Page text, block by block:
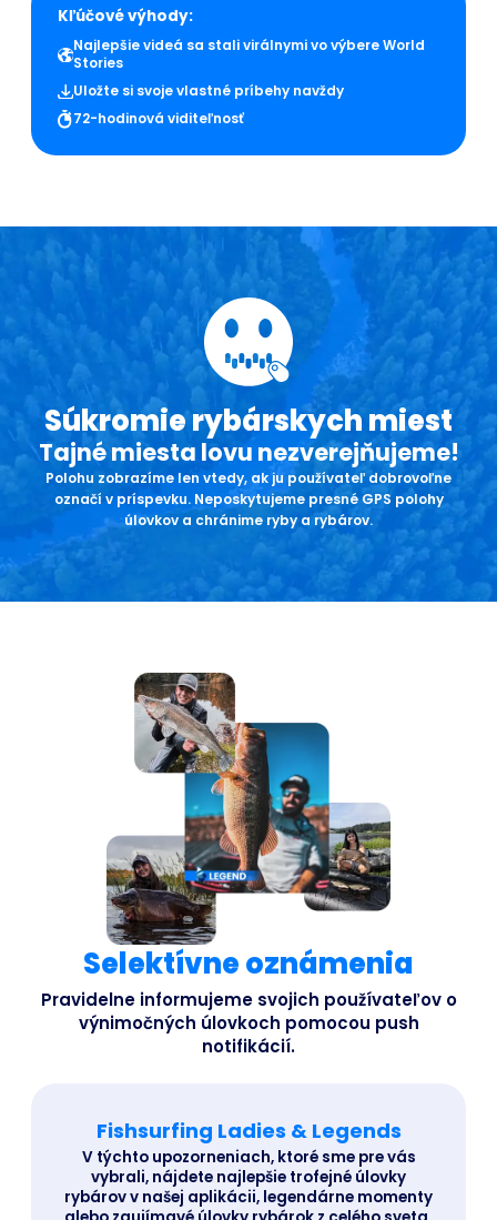
Kľúčové výhody:
Najlepšie videá sa stali virálnymi vo výbere World
Stories
Uložte si svoje vlastné príbehy navždy
72-hodinová viditeľnosť
Súkromie rybárskych miest
Tajné miesta lovu nezverejňujeme!
Polohu zobrazíme len vtedy, ak ju používateľ dobrovoľne
označí v príspevku. Neposkytujeme presné GPS polohy
úlovkov a chránime ryby a rybárov.
Selektívne oznámenia
Pravidelne informujeme svojich používateľov o
výnimočných úlovkoch pomocou push
notifikácií.
Fishsurfing Ladies & Legends
V týchto upozorneniach, ktoré sme pre vás
vybrali, nájdete najlepšie trofejné úlovky
rybárov v našej aplikácii, legendárne momenty